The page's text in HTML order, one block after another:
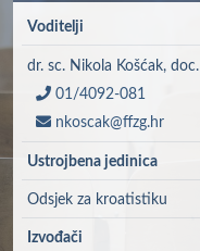
Voditelji
dr. sc. Nikola Košćak, doc.
01/4092-081
nkoscak@ffzg.hr
Ustrojbena jedinica
Odsjek za kroatistiku
Izvođači